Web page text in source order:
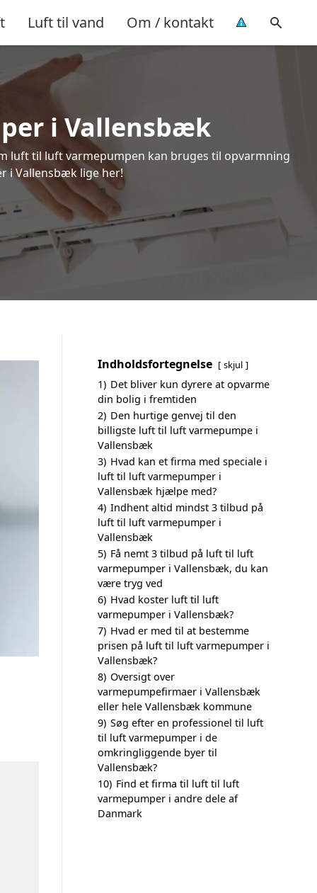
Luft til vand Om / kontakt
i Vallensbæk
luft til luft varmepumpen kan bruges til opvarmning
i Vallensbæk lige her!
Indholdsfortegnelse skjul
1) Det bliver kun dyrere at opvarme
din bolig i fremtiden
2) Den hurtige genvej til den
billigste luft til luft varmepumpe i
Vallensbæk
3) Hvad kan et firma med speciale i
luft til luft varmepumper i
Vallensbæk hjælpe med?
4) Indhent altid mindst 3 tilbud på
luft til luft varmepumper i
Vallensbæk
5) Få nemt 3 tilbud på luft til luft
varmepumper i Vallensbæk, du kan
være tryg ved
6) Hvad koster luft til luft
varmepumper i Vallensbæk?
7) Hvad er med til at bestemme
prisen på luft til luft varmepumper i
Vallensbæk?
8) Oversigt over
varmepumpefirmaer i Vallensbæk
eller hele Vallensbæk kommune
9) Søg efter en professionel til luft
til luft varmepumper i de
omkringliggende byer til
Vallensbæk?
10) Find et firma til luft til luft
varmepumper i andre dele af
Danmark